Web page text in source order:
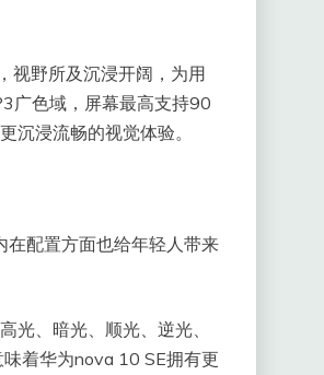
视野所及沉浸开阔，为用
广色域，屏幕最高支持90
沉浸流畅的视觉体验。
配置方面也给年轻人带来
光、暗光、顺光、逆光、
着华为nova 10 SE拥有更